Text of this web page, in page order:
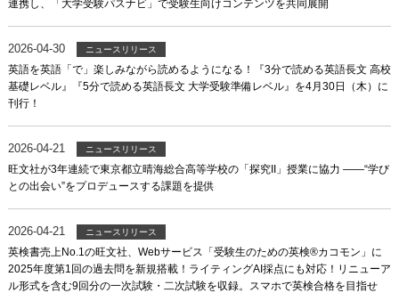
連携し、「大学受験パスナビ」で受験生向けコンテンツを共同展開
2026-04-30 ニュースリリース
英語を英語「で」楽しみながら読めるようになる！『3分で読める英語長文 高校
基礎レベル』『5分で読める英語長文 大学受験準備レベル』を4月30日（木）に
刊行！
2026-04-21 ニュースリリース
旺文社が3年連続で東京都立晴海総合高等学校の「探究II」授業に協力 ――“学び
との出会い”をプロデュースする課題を提供
2026-04-21 ニュースリリース
英検書売上No.1の旺文社、Webサービス「受験生のための英検®カコモン」に
2025年度第1回の過去問を新規搭載！ライティングAI採点にも対応！リニューア
ル形式を含む9回分の一次試験・二次試験を収録。スマホで英検合格を目指せ